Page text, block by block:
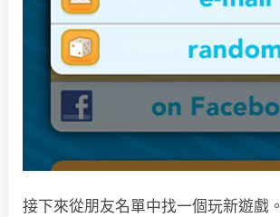
接下來從朋友名單中找一個玩新遊戲。